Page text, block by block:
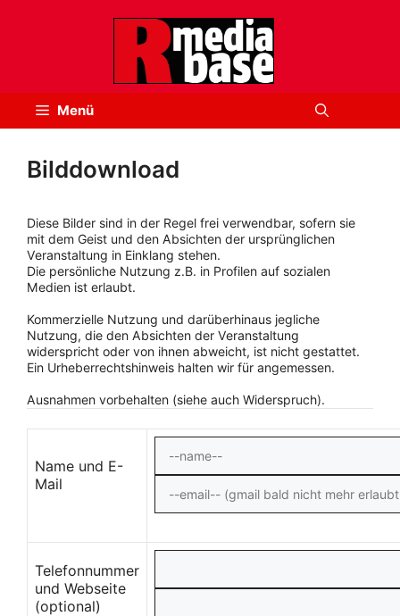
Menü
Bilddownload
Diese Bilder sind in der Regel frei verwendbar, sofern sie
mit dem Geist und den Absichten der ursprünglichen
Veranstaltung in Einklang stehen.
Die persönliche Nutzung z.B. in Profilen auf sozialen
Medien ist erlaubt.
Kommerzielle Nutzung und darüberhinaus jegliche
Nutzung, die den Absichten der Veranstaltung
widerspricht oder von ihnen abweicht, ist nicht gestattet.
Ein Urheberrechtshinweis halten wir für angemessen.
Ausnahmen vorbehalten (siehe auch Widerspruch).
Name und E-
Mail
Telefonnummer
und Webseite
(optional)